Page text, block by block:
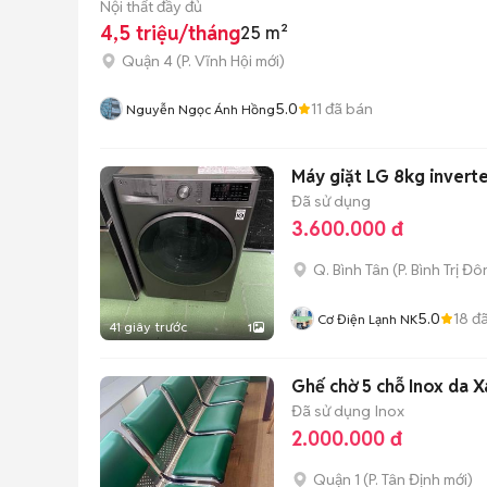
Nội thất đầy đủ
4,5 triệu/tháng25 m²
Quận 4 (P. Vĩnh Hội mới)
Nguyễn Ngọc Ánh Hồng5.0 11 đã bán
41 giây trước 1
Máy giặt LG 8kg
Đã sử dụng
3.600.000 đ
Q. Bình Tân (P. Bình Trị
Cơ Điện Lạnh NK5.0 18
Ghế chờ 5 chỗ Inox da
Đã sử dụng Inox
2.000.000 đ
Quận 1 (P. Tân Định mới)